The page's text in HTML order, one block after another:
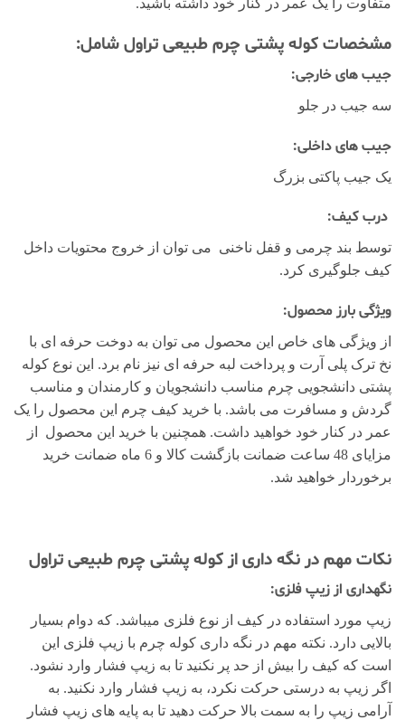
متفاوت را یک عمر در کنار خود داشته باشید.
مشخصات کوله پشتی چرم طبیعی تراول شامل:
جیب های خارجی:
سه جیب در جلو
جیب های داخلی:
یک جیب پاکتی بزرگ
درب کیف:
توسط بند چرمی و قفل ناخنی می توان از خروج محتویات داخل
کیف جلوگیری کرد.
ویژگی بارز محصول:
از ویژگی های خاص این محصول می توان به دوخت حرفه ای با
نخ ترک پلی آرت و پرداخت لبه حرفه ای نیز نام برد. این نوع کوله
پشتی دانشجویی چرم مناسب دانشجویان و کارمندان و مناسب
گردش و مسافرت می باشد. با خرید کیف چرم این محصول را یک
عمر در کنار خود خواهید داشت. همچنین با خرید این محصول از
مزایای 48 ساعت ضمانت بازگشت کالا و 6 ماه ضمانت خرید
برخوردار خواهید شد.
نکات مهم در نگه داری از کوله پشتی چرم طبیعی تراول
نگهداری از زیپ فلزی:
زیپ مورد استفاده در کیف از نوع فلزی میباشد. که دوام بسیار
بالایی دارد. نکته مهم در نگه داری کوله چرم با زیپ فلزی این
است که کیف را بیش از حد پر نکنید تا به زیپ فشار وارد نشود.
اگر زیپ به درستی حرکت نکرد، به زیپ فشار وارد نکنید. به
آرامی زیپ را به سمت بالا حرکت دهید تا به پایه های زیپ فشار